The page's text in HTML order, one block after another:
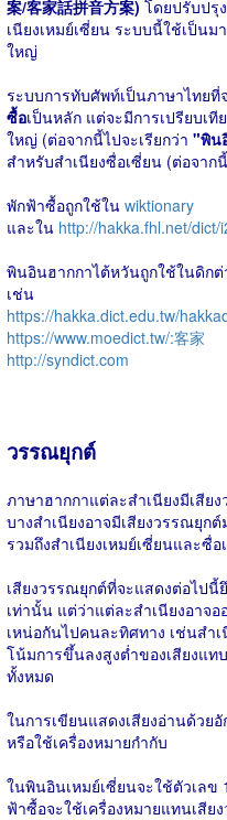
案/客家話拼音方案) โดยปรับปรุ
เนียงเหมย์เซี่ยน ระบบนี้ใช้เป็น
ใหญ่
ระบบการทับศัพท์เป็นภาษาไทยที่
ซื้อเป็นหลัก แต่จะมีการเปรียบเ
ใหญ่ (ต่อจากนี้ไปจะเรียกว่า "พิน
สำหรับสำเนียงซื่อเซี่ยน (ต่อจาก
พักฟ้าซื้อถูกใช้ใน wiktionary
และใน http://hakka.fhl.net/
พินอินฮากกาไต้หวันถูกใช้ในดิกต่
เช่น
https://hakka.dict.edu.tw/
https://www.moedict.tw/:客家
http://syndict.com
วรรณยุกต์
ภาษาฮากกาแต่ละสำเนียงมีเสี
บางสำเนียงอาจมีเสียงวรรณยุก
รวมถึงสำเนียงเหมย์เซี่ยนและซื่
เสียงวรรณยุกต์ที่จะแสดงต่อไปนี้
เท่านั้น แต่ว่าแต่ละสำเนียงอาจ
เหน่อกันไปคนละทิศทาง เช่นสำเ
โน้มการขึ้นลงสูงต่ำของเสียงแท
ทั้งหมด
ในการเขียนแสดงเสียงอ่านด้วย
หรือใช้เครื่องหมายกำกับ
ในพินอินเหมย์เซี่ยนจะใช้ตัวเลข
ฟ้าซื้อจะใช้เครื่องหมายแทนเสีย